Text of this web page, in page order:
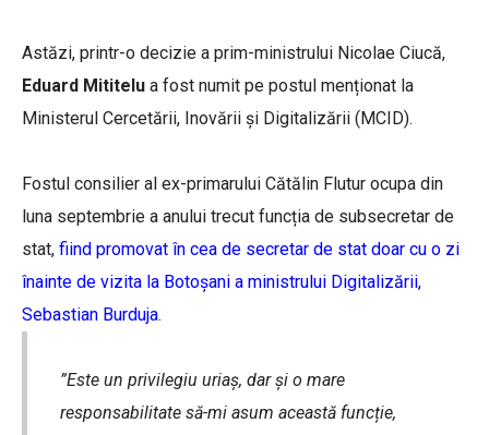
Astăzi, printr-o decizie a prim-ministrului Nicolae Ciucă,
Eduard Mititelu a fost numit pe postul menționat la
Ministerul Cercetării, Inovării și Digitalizării (MCID).
Fostul consilier al ex-primarului Cătălin Flutur ocupa din
luna septembrie a anului trecut funcția de subsecretar de
stat, fiind promovat în cea de secretar de stat doar cu o zi
înainte de vizita la Botoșani a ministrului Digitalizării,
Sebastian Burduja.
”Este un privilegiu uriaș, dar și o mare
responsabilitate să-mi asum această funcție,